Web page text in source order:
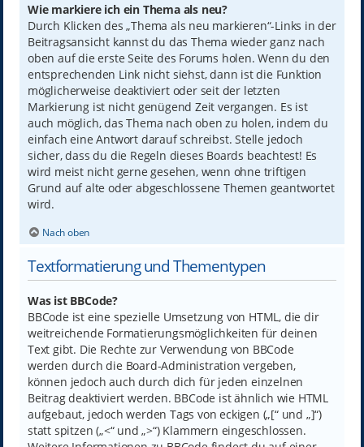
Wie markiere ich ein Thema als neu?
Durch Klicken des „Thema als neu markieren“-Links in der
Beitragsansicht kannst du das Thema wieder ganz nach
oben auf die erste Seite des Forums holen. Wenn du den
entsprechenden Link nicht siehst, dann ist die Funktion
möglicherweise deaktiviert oder seit der letzten
Markierung ist nicht genügend Zeit vergangen. Es ist
auch möglich, das Thema nach oben zu holen, indem du
einfach eine Antwort darauf schreibst. Stelle jedoch
sicher, dass du die Regeln dieses Boards beachtest! Es
wird meist nicht gerne gesehen, wenn ohne triftigen
Grund auf alte oder abgeschlossene Themen geantwortet
wird.
Nach oben
Textformatierung und Thementypen
Was ist BBCode?
BBCode ist eine spezielle Umsetzung von HTML, die dir
weitreichende Formatierungsmöglichkeiten für deinen
Text gibt. Die Rechte zur Verwendung von BBCode
werden durch die Board-Administration vergeben,
können jedoch auch durch dich für jeden einzelnen
Beitrag deaktiviert werden. BBCode ist ähnlich wie HTML
aufgebaut, jedoch werden Tags von eckigen („[“ und „]“)
statt spitzen („<“ und „>“) Klammern eingeschlossen.